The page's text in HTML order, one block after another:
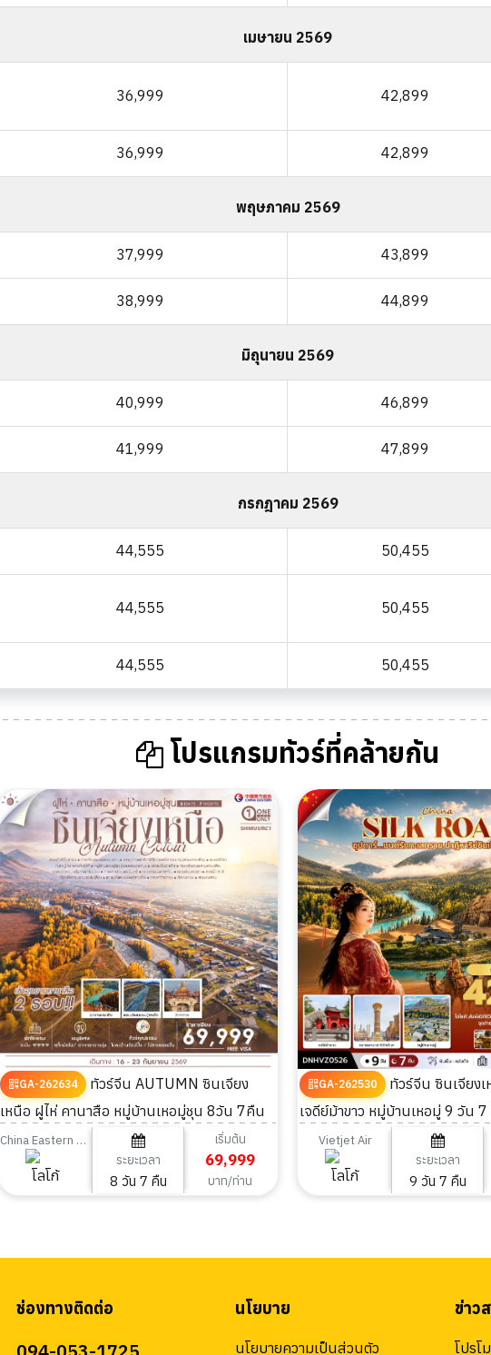
เมษายน 2569
36,999 42,899
36,999 42,899
พฤษภาคม 2569
37,999 43,899
38,999 44,899
มิถุนายน 2569
40,999 46,899
41,999 47,899
กรกฎาคม 2569
44,555 50,455
44,555 50,455
44,555 50,455
โปรแกรมทัวร์ที่คล้ายกัน
GA-262634
ทัวร์จีน AUTUMN ซินเจียง
เหนือ ฝูไห่ คานาสือ หมู่บ้านเหอมู่ชุน 8วัน 7คืน
China Eastern Airlines
ระยะเวลา
8 วัน 7 คืน
เริ่มต้น
69,999
บาท/ท่าน
GA-262530
ทัวร์จีน ซินเจียงเหนือ ทะเลทราย
เจดีย์ม้าขาว หมู่บ้านเหอมู่ 9 วัน
Vietjet Air
ระยะเวลา
9 วัน 7 คืน
ช่องทางติดต่อ นโยบาย
นโยบายความเป็นส่วนตัว
ข่าว
โปรโ